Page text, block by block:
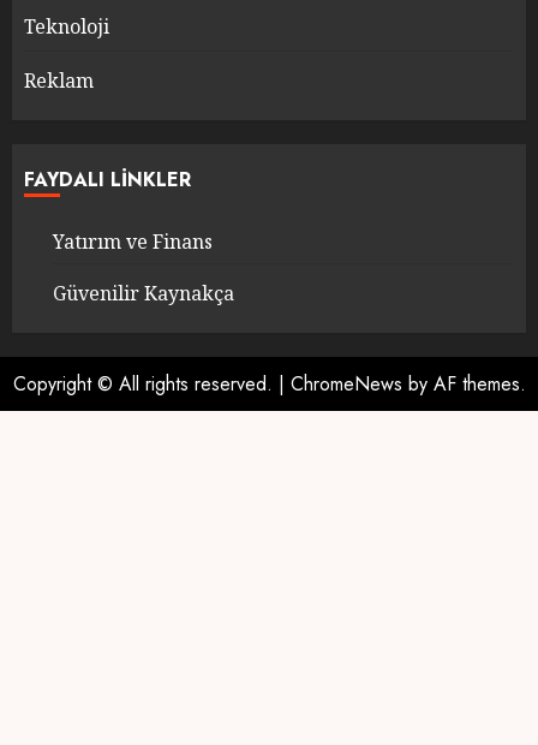
Teknoloji
Reklam
FAYDALI LINKLER
Yatırım ve Finans
Güvenilir Kaynakça
Copyright © All rights reserved. | ChromeNews by AF themes.